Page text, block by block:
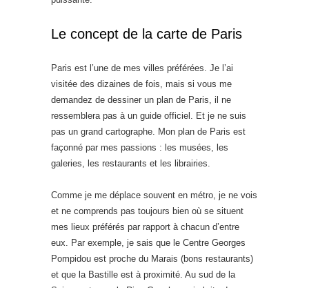
Le concept de la carte de Paris
Paris est l’une de mes villes préférées. Je l’ai
visitée des dizaines de fois, mais si vous me
demandez de dessiner un plan de Paris, il ne
ressemblera pas à un guide officiel. Et je ne suis
pas un grand cartographe. Mon plan de Paris est
façonné par mes passions : les musées, les
galeries, les restaurants et les librairies.
Comme je me déplace souvent en métro, je ne vois
et ne comprends pas toujours bien où se situent
mes lieux préférés par rapport à chacun d’entre
eux. Par exemple, je sais que le Centre Georges
Pompidou est proche du Marais (bons restaurants)
et que la Bastille est à proximité. Au sud de la